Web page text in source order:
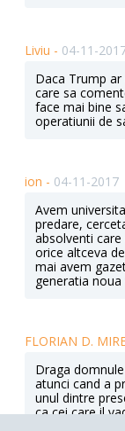
Liviu - 04-11-
Daca Trump
care sa
face mai bine
operatiunii de
ion - 04-11-2017
Avem
predare,
absolventi
orice altceva
mai avem
generatia noua
FLORIAN D.
Draga
atunci cand a
unul dintre
ca cei care il